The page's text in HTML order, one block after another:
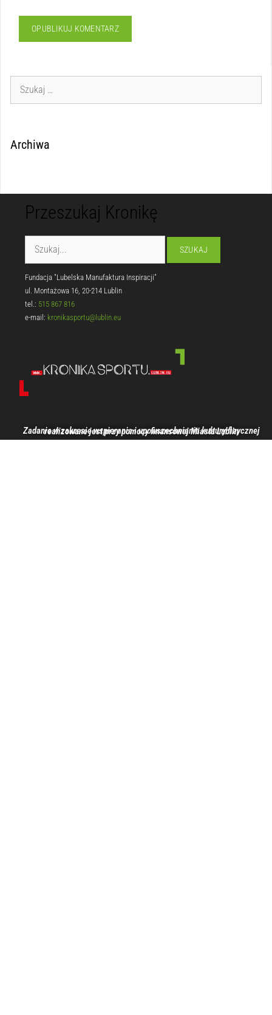
Archiwa
Przeszukaj Kronikę
Fundacja "Lubelska Manufaktura Inspiracji"
ul. Montażowa 16, 20-214 Lublin
tel.: 515 867 816
e-mail: kronikasportu@lublin.eu
Zadanie w zakresie wspierania i upowszechniania kultury fizycznej realizowane jest przy pomocy finansowej Miasta Lublin